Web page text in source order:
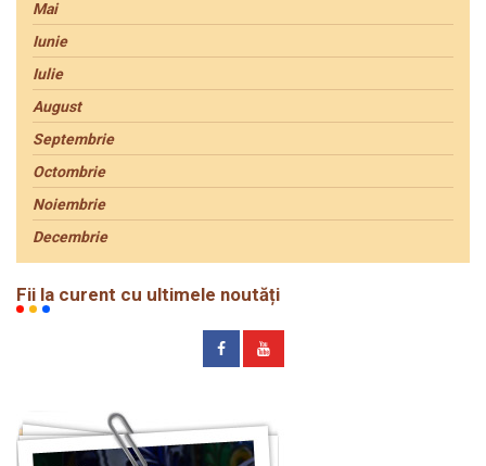
Mai
Iunie
Iulie
August
Septembrie
Octombrie
Noiembrie
Decembrie
Fii la curent cu ultimele noutăți